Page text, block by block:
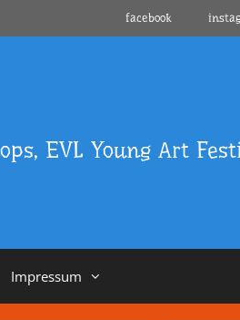
facebook
EVL Young Art
Impressum